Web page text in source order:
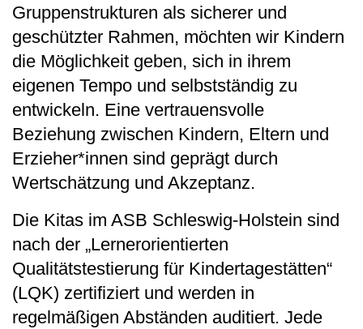
Gruppenstrukturen als sicherer und
geschützter Rahmen, möchten wir Kindern
die Möglichkeit geben, sich in ihrem
eigenen Tempo und selbstständig zu
entwickeln. Eine vertrauensvolle
Beziehung zwischen Kindern, Eltern und
Erzieher*innen sind geprägt durch
Wertschätzung und Akzeptanz.
Die Kitas im ASB Schleswig-Holstein sind
nach der „Lernerorientierten
Qualitätstestierung für Kindertagestätten“
(LQK) zertifiziert und werden in
regelmäßigen Abständen auditiert. Jede